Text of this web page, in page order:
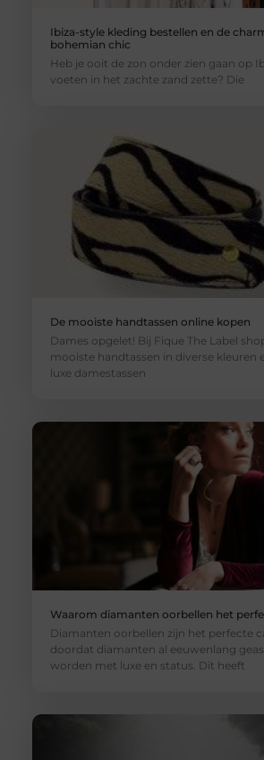
Ibiza-style kleding bestellen en de
bohemian chic
Heb je ooit de zon onder zien gaan op
voeten in het zachte zand zette? Die
De mooiste handtassen online kopen
Dames opgelet! Bij Fique The Label
mooiste handtassen in diverse kleuren
luxe damestassen
Waarom diamanten oorbellen het
Diamanten oorbellen zijn het perfecte
doordat diamanten al eeuwenlang
worden met luxe en status. Dit heeft